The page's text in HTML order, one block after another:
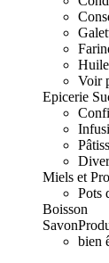
Huile
Voir
Epicerie
Miels et
Pots
Boisson
Savon
bien